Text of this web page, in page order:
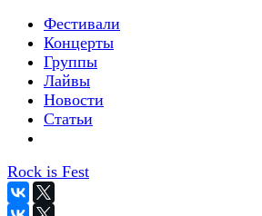
Фестивали
Концерты
Группы
Лайвы
Новости
Статьи
Rock is Fest